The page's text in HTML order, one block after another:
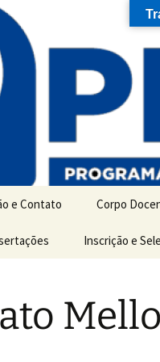
e Contato Corpo
Inscrição e
Mello